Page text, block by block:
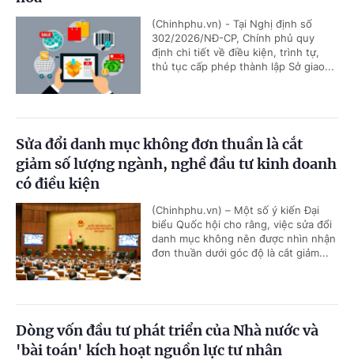
(Chinhphu.vn) - Tại Nghị định số
302/2026/NĐ-CP, Chính phủ quy
định chi tiết về điều kiện, trình tự,
thủ tục cấp phép thành lập Sở giao...
Sửa đổi danh mục không đơn thuần là cắt
giảm số lượng ngành, nghề đầu tư kinh doanh
có điều kiện
(Chinhphu.vn) – Một số ý kiến Đại
biểu Quốc hội cho rằng, việc sửa đổi
danh mục không nên được nhìn nhận
đơn thuần dưới góc độ là cắt giảm...
Dòng vốn đầu tư phát triển của Nhà nước và
'bài toán' kích hoạt nguồn lực tư nhân